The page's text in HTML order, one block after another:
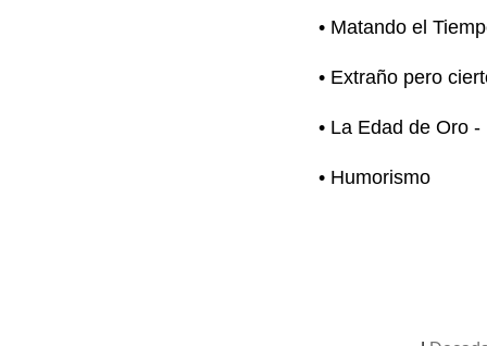
• Matando el
• Extraño pero
• La Edad de Oro
• Humorismo